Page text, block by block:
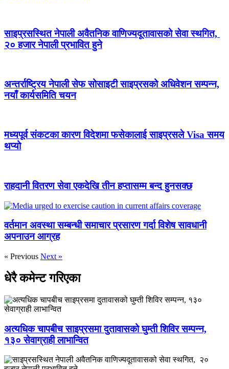
साइप्रसस्थित नेपाली अवैतनिक वाणिज्यदूतावासको सेवा स्थगित,
२० हजार नेपाली प्रभावित हुने
अन्तर्राष्ट्रिय नेपाली सेफ सोसाइटी साइप्रसको अधिवेशन सम्पन्न,
नयाँ कार्यसमिति चयन
मध्यपूर्व संकटका कारण विदेशमा फसेकालाई साइप्रसले Visa समय
थप्यो
राहदानी वितरण सेवा एकदेखि तीन हप्तासम्म बन्द हुनसक्छ
वर्तमान अवस्था सम्बन्धी समाचार प्रसारण गर्दा विशेष सावधानी
अपनाउन आग्रह
« Previous Next »
धेरै कमेन्ट गरिएका
अत्यधिक चापबीच साइप्रसमा दुतावासको घुम्ती शिविर सम्पन्न,
१३० सेवाग्राही लाभान्वित